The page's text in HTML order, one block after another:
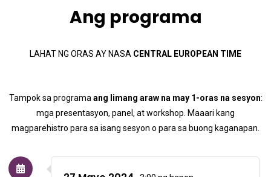
Ang programa
LAHAT NG ORAS AY NASA CENTRAL EUROPEAN TIME
Tampok sa programa ang limang araw na may 1-oras na sesyon:
mga presentasyon, panel, at workshop. Maaari kang
magparehistro para sa isang sesyon o para sa buong kaganapan.